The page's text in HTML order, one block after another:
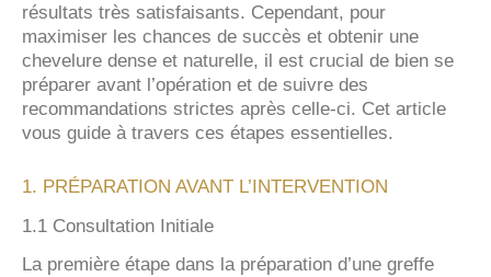
résultats très satisfaisants. Cependant, pour
maximiser les chances de succès et obtenir une
chevelure dense et naturelle, il est crucial de bien se
préparer avant l’opération et de suivre des
recommandations strictes après celle-ci. Cet article
vous guide à travers ces étapes essentielles.
1. PRÉPARATION AVANT L’INTERVENTION
1.1 Consultation Initiale
La première étape dans la préparation d’une greffe